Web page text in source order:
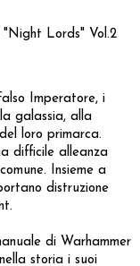
Lords" Vol.2
Imperatore, i
galassia, alla
loro primarca.
difficile alleanza
Insieme a
distruzione
di Warhammer
storia i suoi